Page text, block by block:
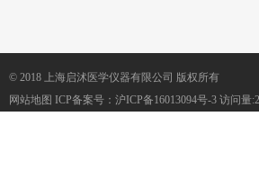
© 2018 上海启沭医学仪器有限公司 版权所有
网站地图 ICP备案号： 沪ICP备16013094号-3 访问量